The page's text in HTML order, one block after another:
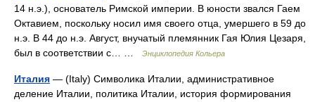
14 н.э.), основатель Римской империи. В юности звался Гаем
Октавием, поскольку носил имя своего отца, умершего в 59 до
н.э. В 44 до н.э. Август, внучатый племянник Гая Юлия Цезаря,
был в соответствии с… …
Энциклопедия Кольера
Италия — (Italy) Символика Италии, административное
деление Италии, политика Италии, история формирования